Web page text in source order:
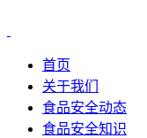
首页
关于我们
食品安全动态
食品安全知识